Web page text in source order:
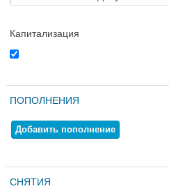
Капитализация
ПОПОЛНЕНИЯ
Добавить пополнение
СНЯТИЯ